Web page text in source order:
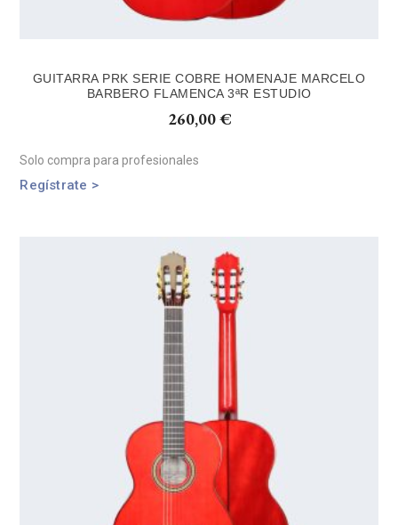
GUITARRA PRK SERIE COBRE HOMENAJE MARCELO
BARBERO FLAMENCA 3ªR ESTUDIO
260,00€
Solo compra para profesionales
Regístrate >